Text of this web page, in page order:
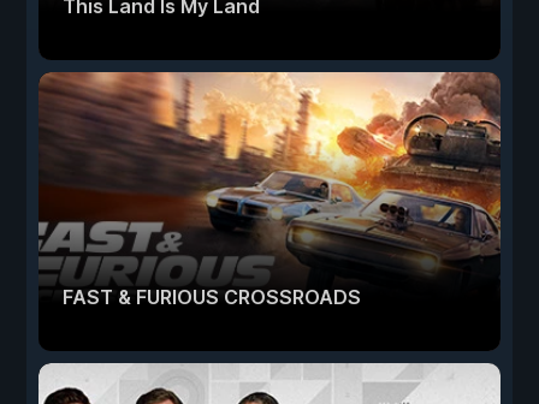
This Land Is My Land
FAST & FURIOUS CROSSROADS